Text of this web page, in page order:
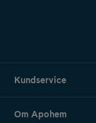
Kundservice
Om Apohem